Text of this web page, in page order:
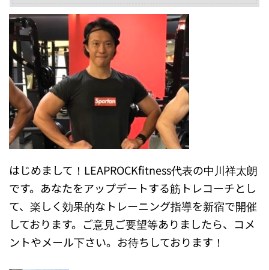
はじめまして！LEAPROCKfitness代表の中川祥太朗
です。あなたをアップデートする筋トレコーチとし
て、楽しく効果的なトレーニング指導を新宿で開催
しております。ご意見ご要望等ありましたら、コメ
ントやメール下さい。お待ちしております！